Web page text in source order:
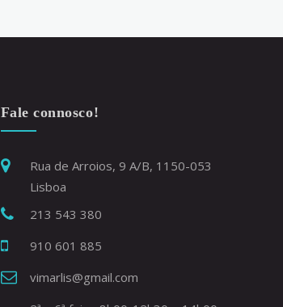
Fale connosco!
Rua de Arroios, 9 A/B, 1150-053
Lisboa
213 543 380
910 601 885
vimarlis@gmail.com